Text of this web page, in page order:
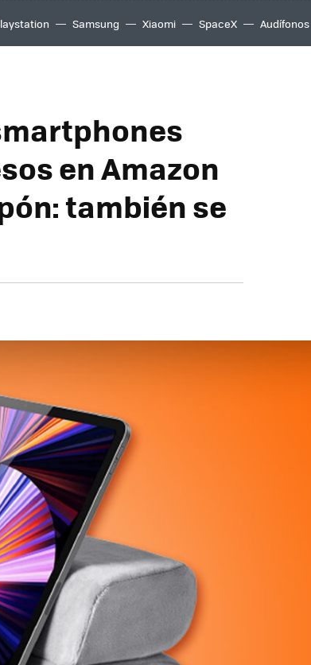
Samsung Xiaomi SpaceX Audífonos
en Amazon
también se